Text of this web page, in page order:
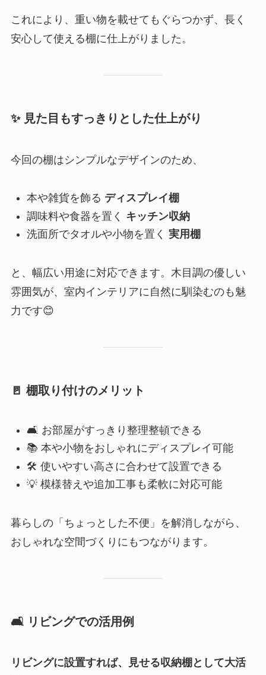
これにより、重い物を載せてもぐらつかず、長く
安心して使える棚に仕上がりました。
✨ 見た目もすっきりとした仕上がり
今回の棚はシンプルなデザインのため、
本や雑貨を飾る ディスプレイ棚
調味料や食器を置く キッチン収納
洗面所でタオルや小物を置く 実用棚
と、幅広い用途に対応できます。木目調の優しい
雰囲気が、室内インテリアに自然に馴染むのも魅
力です😊
🚪 棚取り付けのメリット
🛋️ お部屋がすっきり整理整頓できる
📚 本や小物をおしゃれにディスプレイ可能
🛠️ 使いやすい高さに合わせて設置できる
💡 模様替えや追加工事も柔軟に対応可能
暮らしの「ちょっとした不便」を解消しながら、
おしゃれな空間づくりにもつながります。
🛋️ リビングでの活用例
リビングに設置すれば、見せる収納棚として大活